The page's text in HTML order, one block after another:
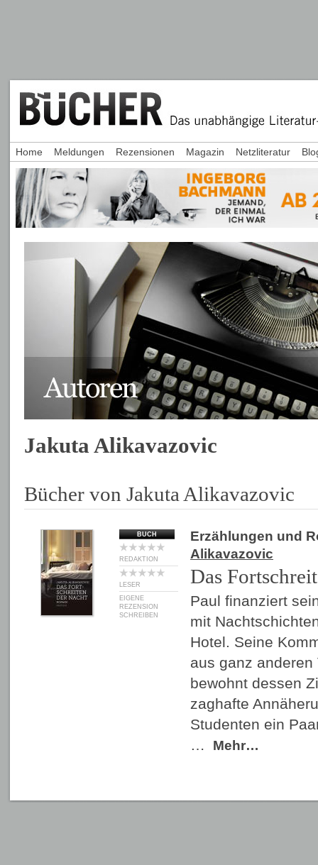
Jakuta Alikavazovic
Bücher von Jakuta Alikavazovic
BUCH
REDAKTION
LESER
EIGENE
REZENSION
SCHREIBEN
Erzählungen und
Alikavazovic
Das
Paul finanziert
mit
Hotel. Seine
aus ganz
bewohnt dessen
zaghafte
Studenten ein
…
Mehr…
Home Meldungen Rezensionen Magazin Netzliteratur